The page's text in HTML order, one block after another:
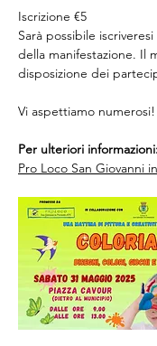
Iscrizione €5
Sarà possibile
della manifestazione. Il
disposizione dei
Vi aspettiamo numerosi!
Per ulteriori informazioni:
Pro Loco San Giovanni